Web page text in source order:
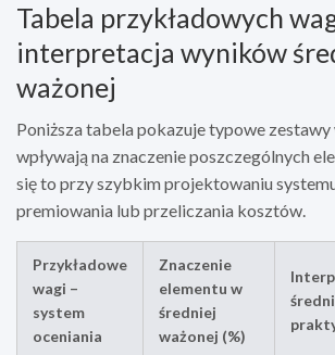
Tabela przykładowych
interpretacja wyników
ważonej
Poniższa tabela pokazuje typowe zestawy
wpływają na znaczenie poszczególnych
się to przy szybkim projektowaniu
premiowania lub przeliczania kosztów.
Przykładowe
wagi –
system
oceniania
Znaczenie
elementu w
średniej
ważonej (%)